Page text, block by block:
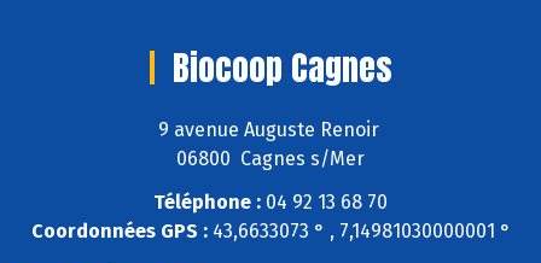
Biocoop Cagnes
9 avenue Auguste Renoir
06800 Cagnes s/Mer
Téléphone : 04 92 13 68 70
Coordonnées GPS :43,6633073 ° , 7,14981030000001 °